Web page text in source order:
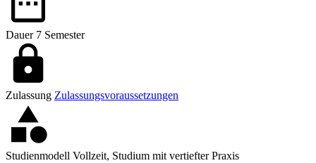
Dauer7 Semester
Zulassung Zulassungsvoraussetzungen
Studienmodell Vollzeit, Studium mit vertiefter Praxis